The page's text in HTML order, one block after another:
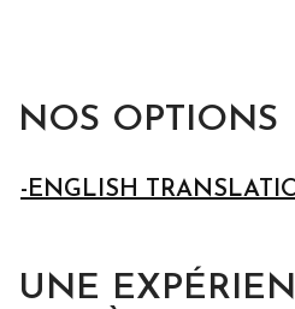
NOS OPTIONS
-ENGLISH
UNE